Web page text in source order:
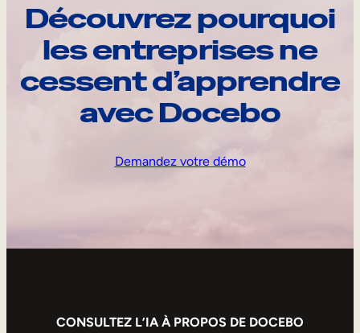
Découvrez pourquoi
les entreprises ne
cessent d’apprendre
avec Docebo
Demandez votre démo
CONSULTEZ L’IA À PROPOS DE DOCEBO